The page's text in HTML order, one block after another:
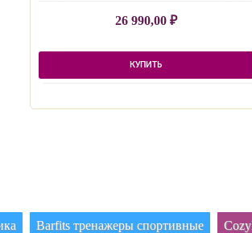
26 990,00 ₽
КУПИТЬ
Barfits тренажеры спортивные